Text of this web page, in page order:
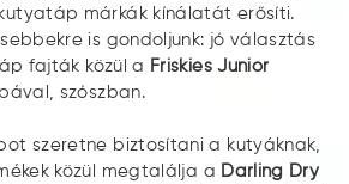
márkák kínálatát erősíti.
is gondoljunk: jó választás
fajták közül a Friskies Junior
szószban.
szeretne biztosítani a kutyáknak,
közül megtalálja a Darling Dry